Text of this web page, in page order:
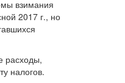
взимания
2017 г., но
расходы,
налогов.